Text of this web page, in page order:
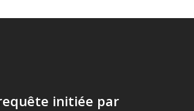
initiée par